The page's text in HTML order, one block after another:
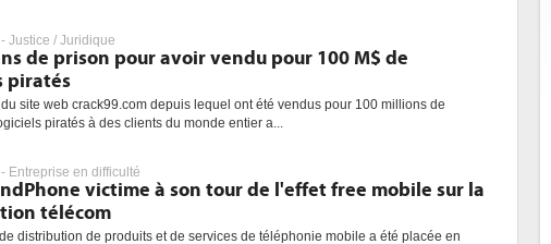
Justice / Juridique
de prison pour avoir vendu pour 100 M$ de
piratés
du site web crack99.com depuis lequel ont été vendus pour 100 millions de
piratés à des clients du monde entier a...
Entreprise en difficulté
victime à son tour de l'effet free mobile sur la
télécom
de distribution de produits et de services de téléphonie mobile a été placée en
En cybersécurité, l'IA joue un
aidant à détecter et à prévenir les
automatiser les processus de
L'IA, déjà bien
La sécurité des IA en
3 Sécuriser les IA par l'IA